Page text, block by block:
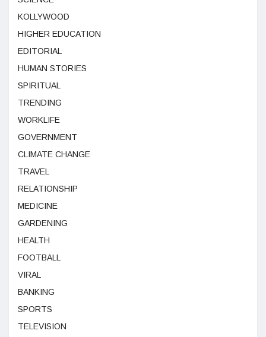
KOLLYWOOD
HIGHER EDUCATION
EDITORIAL
HUMAN STORIES
SPIRITUAL
TRENDING
WORKLIFE
GOVERNMENT
CLIMATE CHANGE
TRAVEL
RELATIONSHIP
MEDICINE
GARDENING
HEALTH
FOOTBALL
VIRAL
BANKING
SPORTS
TELEVISION